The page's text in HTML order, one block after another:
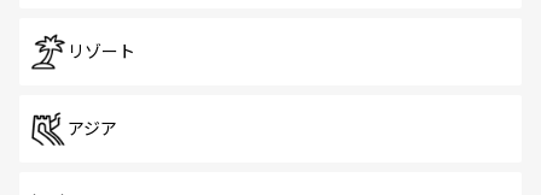
リゾート
アジア